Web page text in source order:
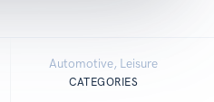
Automotive, Leisure
CATEGORIES